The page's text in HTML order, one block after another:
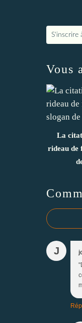
S'inscrire
Vous
La
rideau de
J